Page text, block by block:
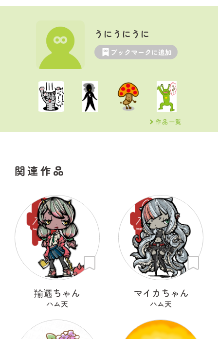
うにうにうに
ブックマークに追加
作品一覧
関連作品
羭邐ちゃん
ハム天
マイカちゃん
ハム天